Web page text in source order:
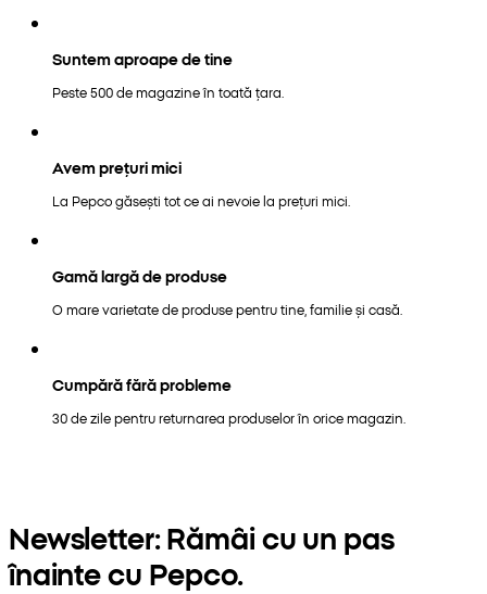
Suntem aproape de tine
Peste 500 de magazine în toată țara.
Avem prețuri mici
La Pepco găsești tot ce ai nevoie la prețuri mici.
Gamă largă de produse
O mare varietate de produse pentru tine, familie și casă.
Cumpără fără probleme
30 de zile pentru returnarea produselor în orice magazin.
Newsletter: Rămâi cu un pas
înainte cu Pepco.